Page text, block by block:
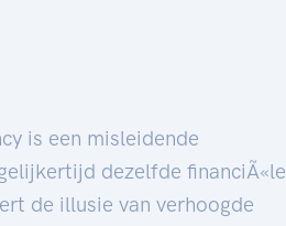
is een misleidende
dezelfde financiÃ«le
de illusie van verhoogde